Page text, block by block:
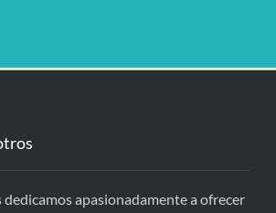
dedicamos apasionadamente a ofrecer